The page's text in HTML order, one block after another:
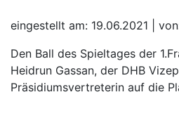
eingestellt am: 19.06.2021 |
Den Ball des Spieltages der
Heidrun Gassan, der DHB
Präsidiumsvertreterin auf die